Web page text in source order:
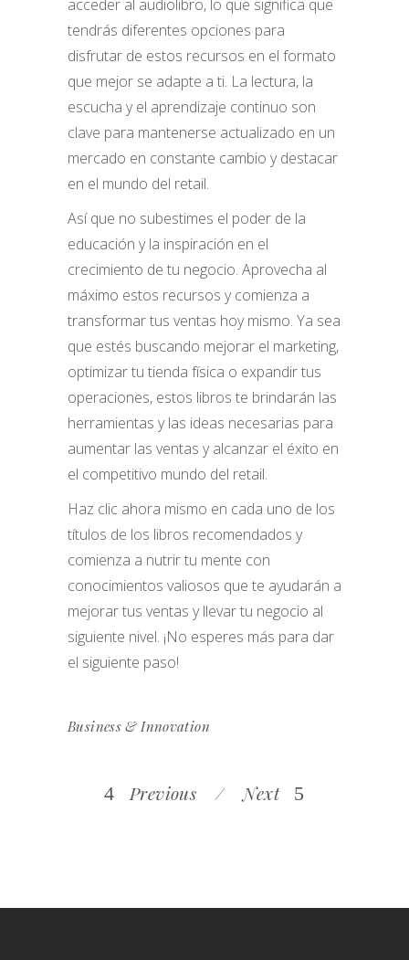
acceder al audiolibro, lo que significa que
tendrás diferentes opciones para
disfrutar de estos recursos en el formato
que mejor se adapte a ti. La lectura, la
escucha y el aprendizaje continuo son
clave para mantenerse actualizado en un
mercado en constante cambio y destacar
en el mundo del retail.
Así que no subestimes el poder de la
educación y la inspiración en el
crecimiento de tu negocio. Aprovecha al
máximo estos recursos y comienza a
transformar tus ventas hoy mismo. Ya sea
que estés buscando mejorar el marketing,
optimizar tu tienda física o expandir tus
operaciones, estos libros te brindarán las
herramientas y las ideas necesarias para
aumentar las ventas y alcanzar el éxito en
el competitivo mundo del retail.
Haz clic ahora mismo en cada uno de los
títulos de los libros recomendados y
comienza a nutrir tu mente con
conocimientos valiosos que te ayudarán a
mejorar tus ventas y llevar tu negocio al
siguiente nivel. ¡No esperes más para dar
el siguiente paso!
Business & Innovation
Previous Next